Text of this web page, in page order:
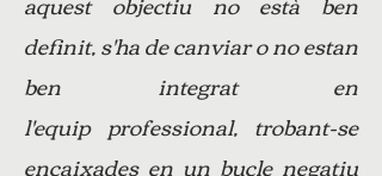
definit, s'ha de canviar o no estan
ben integrat en
l'equip professional, trobant-se
encaixades en un bucle negatiu